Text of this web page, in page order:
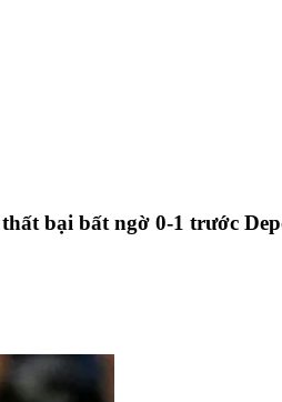
bại bất ngờ 0-1 trước